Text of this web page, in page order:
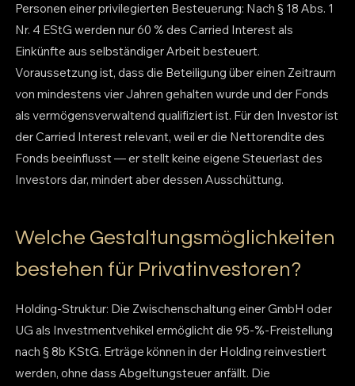
Personen einer privilegierten Besteuerung: Nach § 18 Abs. 1
Nr. 4 EStG werden nur 60 % des Carried Interest als
Einkünfte aus selbständiger Arbeit besteuert.
Voraussetzung ist, dass die Beteiligung über einen Zeitraum
von mindestens vier Jahren gehalten wurde und der Fonds
als vermögensverwaltend qualifiziert ist. Für den Investor ist
der Carried Interest relevant, weil er die Nettorendite des
Fonds beeinflusst — er stellt keine eigene Steuerlast des
Investors dar, mindert aber dessen Ausschüttung.
Welche Gestaltungsmöglichkeiten
bestehen für Privatinvestoren?
Holding-Struktur: Die Zwischenschaltung einer GmbH oder
UG als Investmentvehikel ermöglicht die 95-%-Freistellung
nach § 8b KStG. Erträge können in der Holding reinvestiert
werden, ohne dass Abgeltungsteuer anfällt. Die